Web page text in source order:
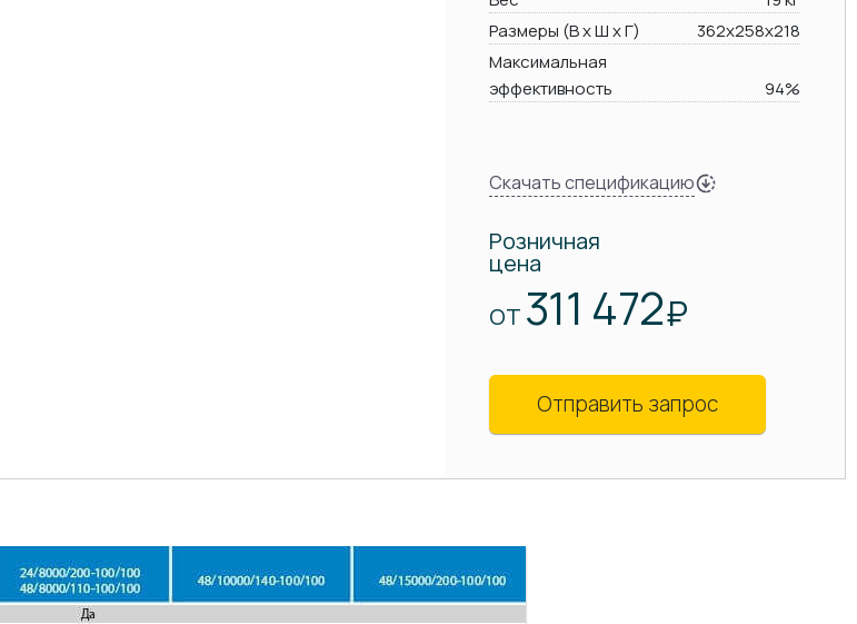
Размеры (В х Ш х Г)
362x258x218
Максимальная
эффективность
94%
Скачать спецификацию
Розничная
цена
ОТ 311 472₽
Отправить запрос